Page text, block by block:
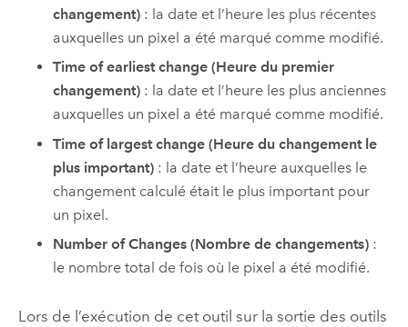
changement) : la date et l’heure les plus récentes
auxquelles un pixel a été marqué comme modifié.
Time of earliest change (Heure du premier
changement) : la date et l’heure les plus anciennes
auxquelles un pixel a été marqué comme modifié.
Time of largest change (Heure du changement le
plus important) : la date et l’heure auxquelles le
changement calculé était le plus important pour
un pixel.
Number of Changes (Nombre de changements) :
le nombre total de fois où le pixel a été modifié.
Lors de l’exécution de cet outil sur la sortie des outils